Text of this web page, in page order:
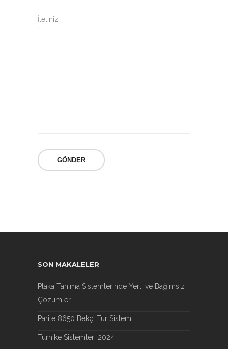
İletiniz
SON MAKALELER
Plaka Tanıma Sistemlerinde Yerli ve Bağımsız
Çözümler
Parite 8650 Bekçi Tur Sistemi
Turnike Sistemleri 2024